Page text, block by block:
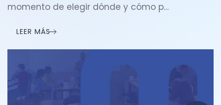
momento de elegir dónde y cómo p…
LEER MÁS